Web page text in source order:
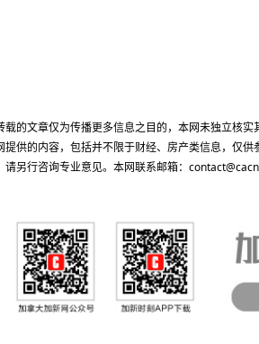
载的文章仅为传播更多信息之目的，本网未独立核
提供的内容，包括并不限于财经、房产类信息，仅
请另行咨询专业意见。本网联系邮箱：